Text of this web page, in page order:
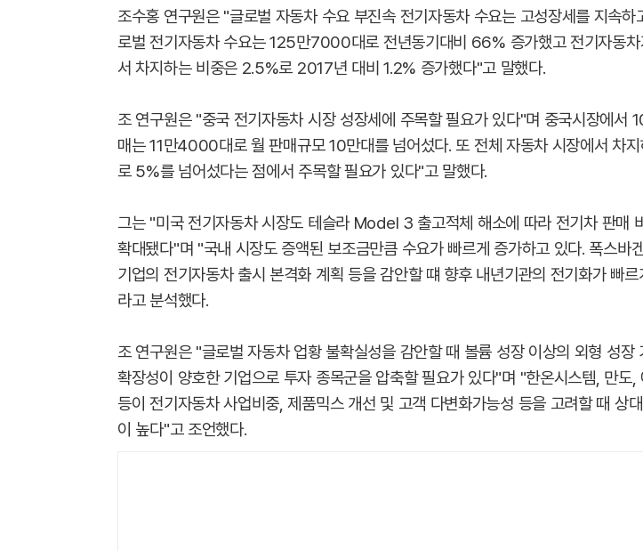
조수홍 연구원은 "글로벌 자동차 수요 부진속 전기자동차 수요는 고성장세를 지속
로벌 전기자동차 수요는 125만7000대로 전년동기대비 66% 증가했고 전기자동차
서 차지하는 비중은 2.5%로 2017년 대비 1.2% 증가했다"고 말했다.
조 연구원은 "중국 전기자동차 시장 성장세에 주목할 필요가 있다"며 중국시장에서
매는 11만4000대로 월 판매규모 10만대를 넘어섰다. 또 전체 자동차 시장에서 차
로 5%를 넘어섰다는 점에서 주목할 필요가 있다"고 말했다.
그는 "미국 전기자동차 시장도 테슬라 Model 3 출고적체 해소에 따라 전기차 판매
확대됐다"며 "국내 시장도 증액된 보조금만큼 수요가 빠르게 증가하고 있다. 폭스바
기업의 전기자동차 출시 본격화 계획 등을 감안할 떄 향후 내년기관의 전기화가 빠르
라고 분석했다.
조 연구원은 "글로벌 자동차 업황 불확실성을 감안할 때 볼륨 성장 이상의 외형 성장
확장성이 양호한 기업으로 투자 종목군을 압축할 필요가 있다"며 "한온시스템, 만도,
등이 전기자동차 사업비중, 제품믹스 개선 및 고객 다변화가능성 등을 고려할 때 상
이 높다"고 조언했다.